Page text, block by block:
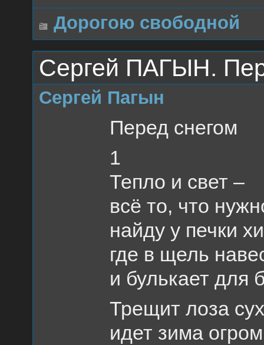
Дорогою свободной
Сергей ПАГЫН.
Сергей Пагын
Перед снегом
1
Тепло и свет –
всё то, что
найду у печки
где в щель
и булькает для
Трещит лоза
идет зима